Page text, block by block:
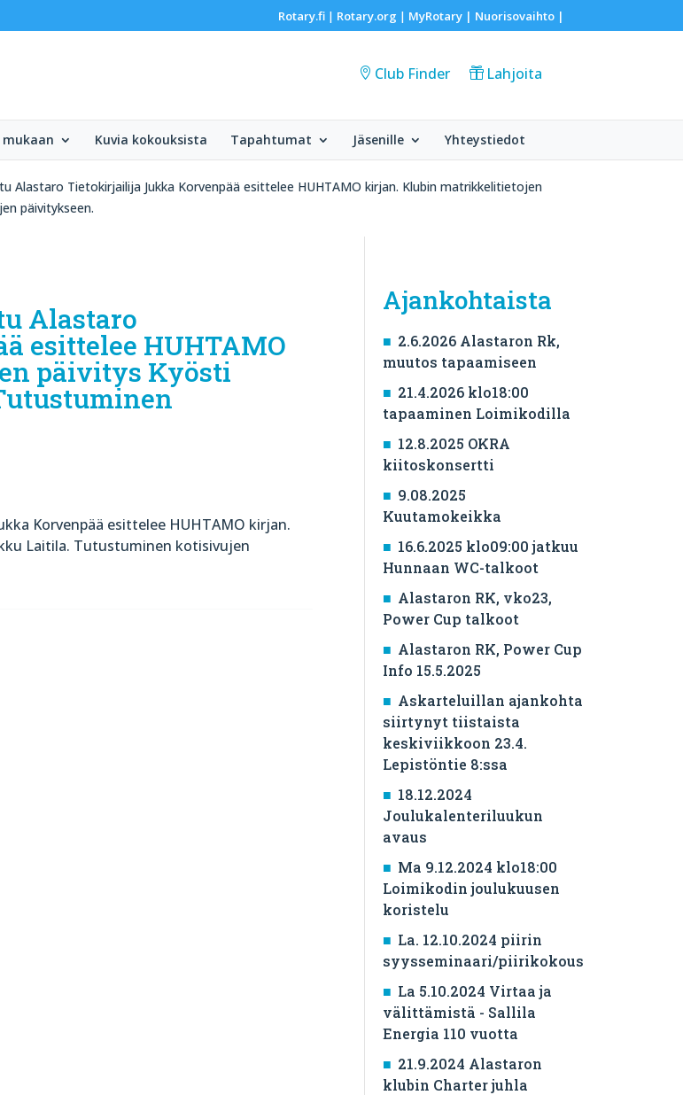
Rotary.fi| Rotary.org | MyRotary | Nuorisovaihto|
Club Finder Lahjoita
mukaan Kuvia kokouksista Tapahtumat Jäsenille Yhteystiedot
Alastaro Tietokirjailija Jukka Korvenpää esittelee HUHTAMO kirjan. Klubin matrikkelitietojen
päivitykseen.
Alastaro
esittelee HUHTAMO
päivitys Kyösti
Korvenpää esittelee HUHTAMO kirjan.
Laitila. Tutustuminen kotisivujen
Ajankohtaista
2.6.2026 Alastaron Rk,
muutos tapaamiseen
21.4.2026 klo18:00
tapaaminen Loimikodilla
12.8.2025 OKRA
kiitoskonsertti
9.08.2025
Kuutamokeikka
16.6.2025 klo09:00 jatkuu
Hunnaan WC-talkoot
Alastaron RK, vko23,
Power Cup talkoot
Alastaron RK, Power Cup
Info 15.5.2025
Askarteluillan ajankohta
siirtynyt tiistaista
keskiviikkoon 23.4.
Lepistöntie 8:ssa
18.12.2024
Joulukalenteriluukun
avaus
Ma 9.12.2024 klo18:00
Loimikodin joulukuusen
koristelu
La. 12.10.2024 piirin
syysseminaari/piirikokous
La 5.10.2024 Virtaa ja
välittämistä - Sallila
Energia 110 vuotta
21.9.2024 Alastaron
klubin Charter juhla